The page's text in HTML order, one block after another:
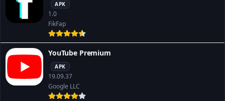
APK
1.0
FikFap
YouTube Premium
APK
19.09.37
Google LLC